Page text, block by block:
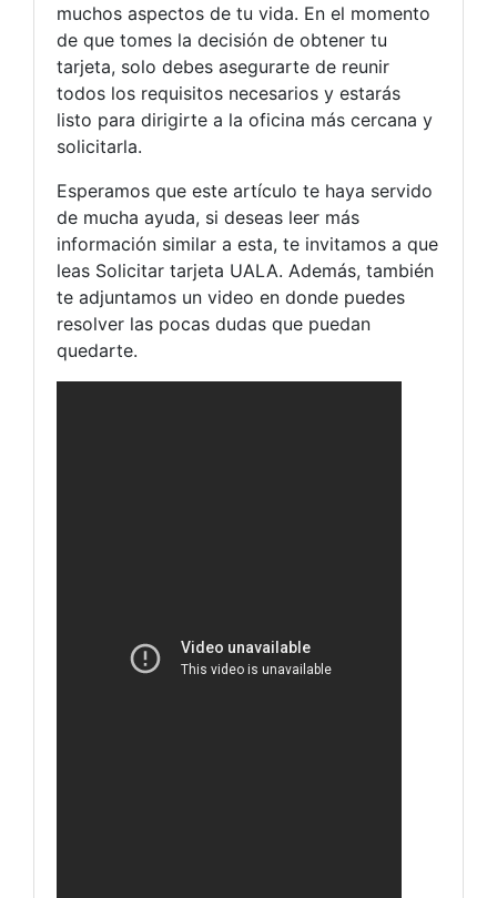
muchos aspectos de tu vida. En el momento
de que tomes la decisión de obtener tu
tarjeta, solo debes asegurarte de reunir
todos los requisitos necesarios y estarás
listo para dirigirte a la oficina más cercana y
solicitarla.
Esperamos que este artículo te haya servido
de mucha ayuda, si deseas leer más
información similar a esta, te invitamos a que
leas Solicitar tarjeta UALA. Además, también
te adjuntamos un video en donde puedes
resolver las pocas dudas que puedan
quedarte.